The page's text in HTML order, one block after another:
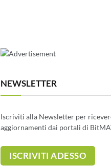
NEWSLETTER
Iscriviti alla Newsletter per
aggiornamenti dai portali di